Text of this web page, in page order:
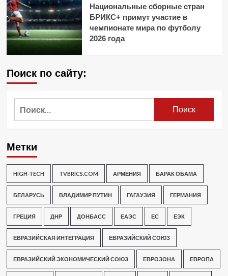
Национальные сборные стран
БРИКС+ примут участие в
чемпионате мира по футболу
2026 года
Поиск по сайту:
Метки
HIGH-TECH TVBRICS.COM АРМЕНИЯ БАРАК ОБАМА
БЕЛАРУСЬ ВЛАДИМИР ПУТИН ГАГАУЗИЯ ГЕРМАНИЯ
ГРЕЦИЯ ДНР ДОНБАСС ЕАЭС ЕС ЕЭК
ЕВРАЗИЙСКАЯ ИНТЕГРАЦИЯ ЕВРАЗИЙСКИЙ СОЮЗ
ЕВРАЗИЙСКИЙ ЭКОНОМИЧЕСКИЙ СОЮЗ ЕВРОЗОНА ЕВРОПА